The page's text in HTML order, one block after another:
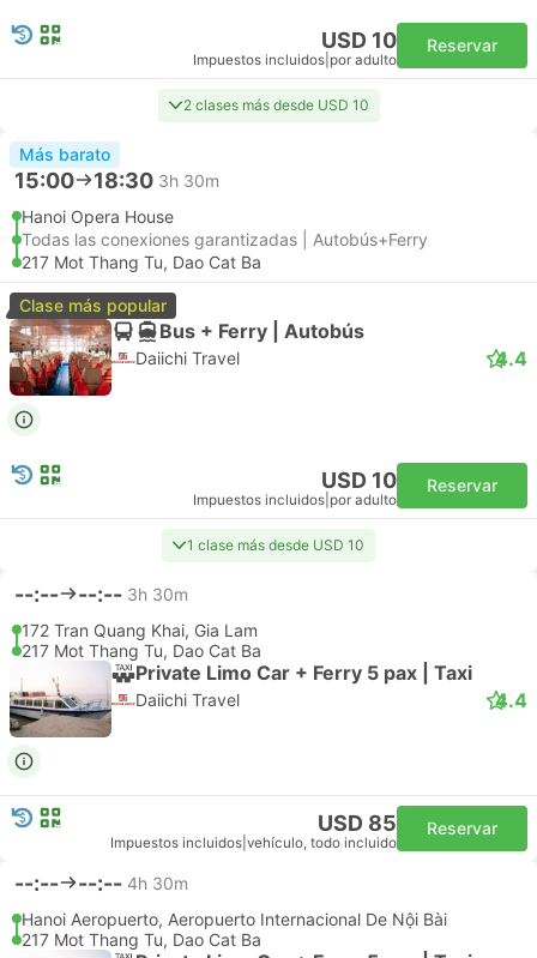
USD 10
Impuestos incluidos por adulto
Reservar
2 clases más desde USD 10
Más barato
15:00 18:30 3h 30m
Hanoi Opera House
Todas las conexiones garantizadas | Autobús+Ferry
217 Mot Thang Tu, Dao Cat Ba
Clase más popular
Bus + Ferry | Autobús
Daiichi Travel 4.4
USD 10
Impuestos incluidos por adulto
Reservar
1 clase más desde USD 10
--:-- --:-- 3h 30m
172 Tran Quang Khai, Gia Lam
217 Mot Thang Tu, Dao Cat Ba
Private Limo Car + Ferry 5 pax | Taxi
Daiichi Travel 4.4
USD 85
Impuestos incluidos vehículo, todo incluido
Reservar
--:-- --:-- 4h 30m
Hanoi Aeropuerto, Aeropuerto Internacional De Nội Bài
217 Mot Thang Tu, Dao Cat Ba